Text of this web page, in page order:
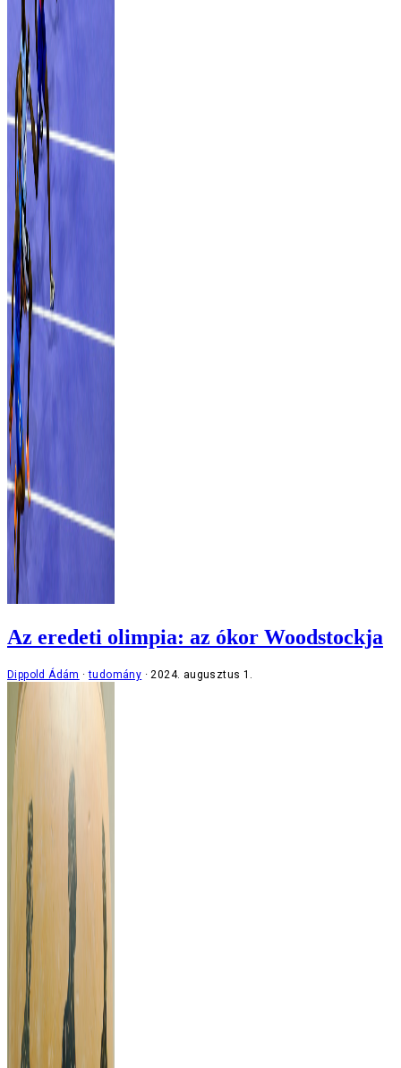
Az eredeti olimpia: az ókor Woodstockja
Dippold Ádám tudomány 2024. augusztus 1.